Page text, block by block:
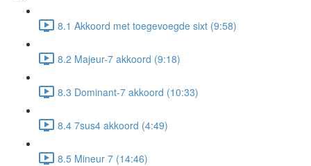
8.1 Akkoord met toegevoegde sixt (9:58)
8.2 Majeur-7 akkoord (9:18)
8.3 Dominant-7 akkoord (10:33)
8.4 7sus4 akkoord (4:49)
8.5 Mineur 7 (14:46)